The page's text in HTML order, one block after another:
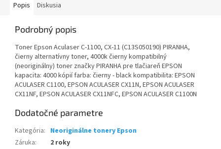
Popis Diskusia
Podrobný popis
Toner Epson Aculaser C-1100, CX-11 (C13S050190) PIRANHA,
čierny alternatívny toner, 4000k čierny kompatibilný
(neoriginálny) toner značky PIRANHA pre tlačiareň EPSON
kapacita: 4000 kópií farba: čierny - black kompatibilita: EPSON
ACULASER C1100, EPSON ACULASER CX11N, EPSON ACULASER
CX11NF, EPSON ACULASER CX11NFC, EPSON ACULASER C1100N
Dodatočné parametre
Kategória: Neoriginálne tonery Epson
Záruka: 2 roky